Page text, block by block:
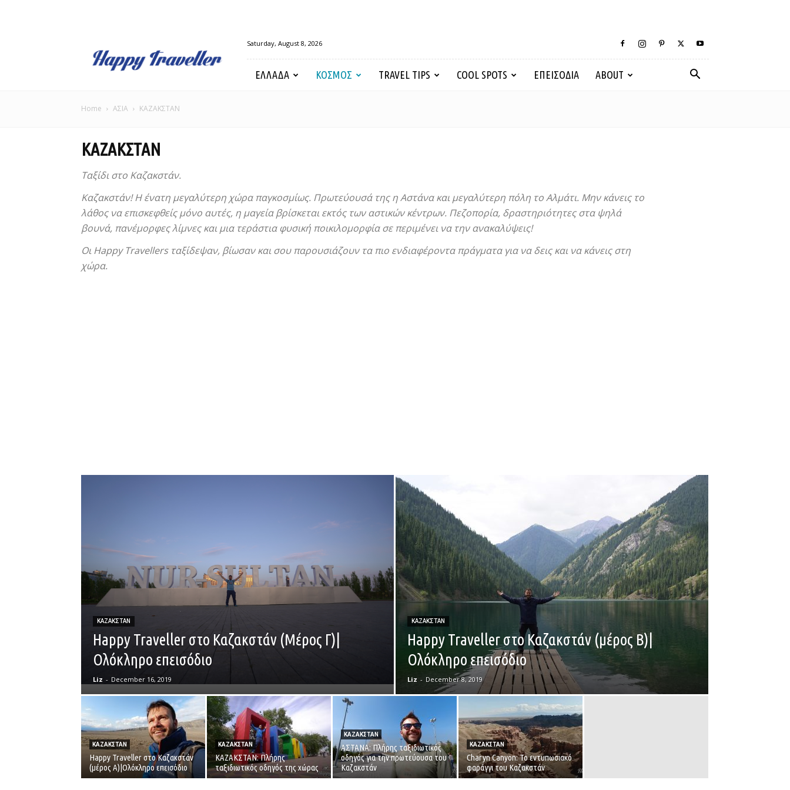
Traveller
Saturday, August 8, 2026
ΕΛΛΑΔΑ ΚΟΣΜΟΣ TRAVEL TIPS COOL SPOTS ΕΠΕΙΣΟΔΙΑ ABOUT
Home ΑΣΙΑ ΚΑΖΑΚΣΤΑΝ
ΚΑΖΑΚΣΤΑΝ
Ταξίδι στο Καζακστάν.
Καζακστάν! Η ένατη μεγαλύτερη χώρα παγκοσμίως. Πρωτεύουσά της η Αστάνα και μεγαλύτερη πόλη το Αλμάτι. Μην κάνεις το
λάθος να επισκεφθείς μόνο αυτές, η μαγεία βρίσκεται εκτός των αστικών κέντρων. Πεζοπορία, δραστηριότητες στα ψηλά
βουνά, πανέμορφες λίμνες και μια τεράστια φυσική ποικιλομορφία σε περιμένει να την ανακαλύψεις!
Οι Happy Travellers ταξίδεψαν, βίωσαν και σου παρουσιάζουν τα πιο ενδιαφέροντα πράγματα για να δεις και να κάνεις στη
χώρα.
ΚΑΖΑΚΣΤΑΝ
Happy Traveller στο Καζακστάν (Μέρος Γ)|
Ολόκληρο επεισόδιο
Liz - December 16, 2019
ΚΑΖΑΚΣΤΑΝ
Happy Traveller στο Καζακστάν (μέρος Β)|
Ολόκληρο επεισόδιο
Liz - December 8, 2019
ΚΑΖΑΚΣΤΑΝ
Happy Traveller στο Καζακστάν
(μέρος Α)|Ολόκληρο επεισόδιο
ΚΑΖΑΚΣΤΑΝ
ΚΑΖΑΚΣΤΑΝ: Πλήρης
ταξιδιωτικός οδηγός της χώρας
ΚΑΖΑΚΣΤΑΝ
ΑΣΤΑΝΑ: Πλήρης ταξιδιωτικός
οδηγός για την πρωτεύουσα του
Καζακστάν
ΚΑΖΑΚΣΤΑΝ
Charyn Canyon: Το εντυπωσιακό
φαράγγι του Καζακστάν